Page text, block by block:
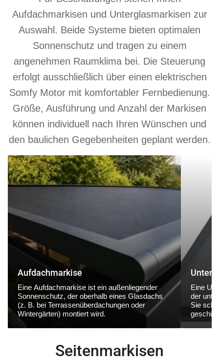
Aufdachmarkisen und Unterglasmarkisen zur
Auswahl. Beide Systeme bieten optimalen
Sonnenschutz und tragen zu einem
angenehmen Raumklima bei. Die Steuerung
erfolgt ausschließlich über einen elektrischen
Somfy Motor mit komfortabler Fernbedienung.
Größe, Ausführung und Anzahl der Markisen
können individuell nach Ihren Wünschen und
den baulichen Gegebenheiten geplant werden.
Aufdachmarkise
Aufdachmarkise
Eine Aufdachmarkise ist ein außenliegender
Sonnenschutz, der oberhalb eines Glasdachs
(z. B. bei Terrassenüberdachungen oder
Wintergärten) montiert wird.
Eine
der
Sie
Seitenmarkisen